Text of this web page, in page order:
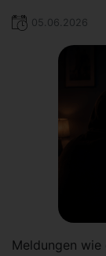
05.06.2026
Meldungen